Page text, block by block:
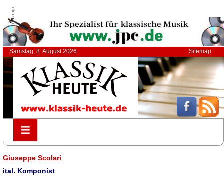
Anzeige
Samstag, 8. August 2026 Sitemap
≡
≡
Giuseppe Scolari
ital. Komponist